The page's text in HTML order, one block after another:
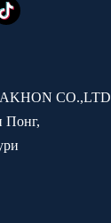
CO.,LTD
Понг,